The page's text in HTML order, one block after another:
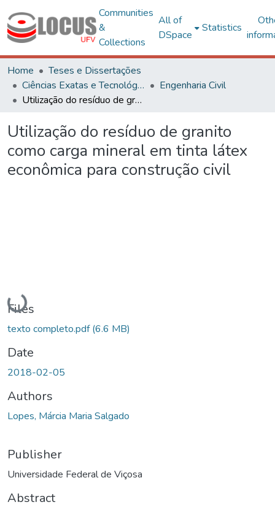
Communities
&
Collections
All of
DSpace
Statistics
Home
Teses e Dissertações
Ciências Exatas e Tecnológicas
Engenharia Civil
Utilização do resíduo de granito como carga mineral em tinta látex econômica para construção civil
Utilização do resíduo de granito
como carga mineral em tinta látex
econômica para construção civil
Loading...
Files
texto completo.pdf(6.6 MB)
Date
2018-02-05
Authors
Lopes, Márcia Maria Salgado
Publisher
Universidade Federal de Viçosa
Abstract